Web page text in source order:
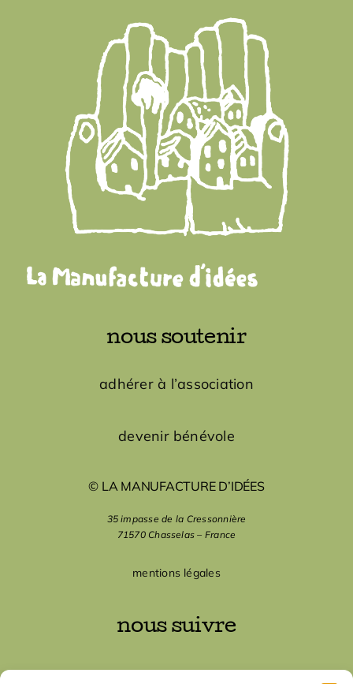
nous soutenir
adhérer à l’association
devenir bénévole
© LA MANUFACTURE D’IDÉES
35 impasse de la Cressonnière
71570 Chasselas – France
mentions légales
nous suivre